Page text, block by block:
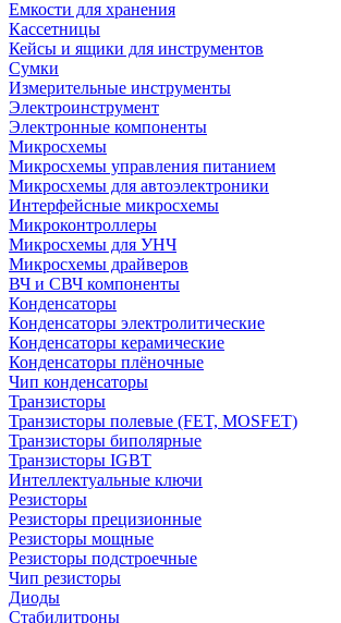
Емкости для хранения
Кассетницы
Кейсы и ящики для инструментов
Сумки
Измерительные инструменты
Электроинструмент
Электронные компоненты
Микросхемы
Микросхемы управления питанием
Микросхемы для автоэлектроники
Интерфейсные микросхемы
Микроконтроллеры
Микросхемы для УНЧ
Микросхемы драйверов
ВЧ и СВЧ компоненты
Конденсаторы
Конденсаторы электролитические
Конденсаторы керамические
Конденсаторы плёночные
Чип конденсаторы
Транзисторы
Транзисторы полевые (FET, MOSFET)
Транзисторы биполярные
Транзисторы IGBT
Интеллектуальные ключи
Резисторы
Резисторы прецизионные
Резисторы мощные
Резисторы подстроечные
Чип резисторы
Диоды
Стабилитроны